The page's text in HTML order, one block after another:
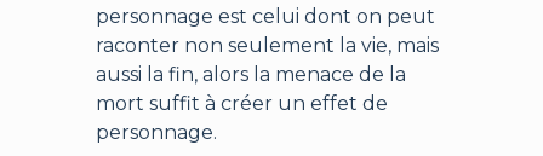
personnage est celui dont on peut
raconter non seulement la vie, mais
aussi la fin, alors la menace de la
mort suffit à créer un effet de
personnage.